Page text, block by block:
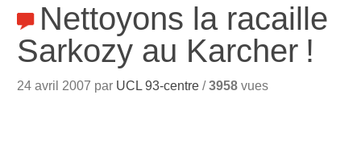
Nettoyons la racaille
Sarkozy au Karcher !
24 avril 2007 par UCL 93-centre /3958 vues